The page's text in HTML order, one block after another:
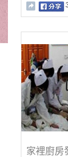
家裡廚房